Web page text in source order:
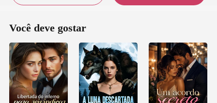
Você deve gostar